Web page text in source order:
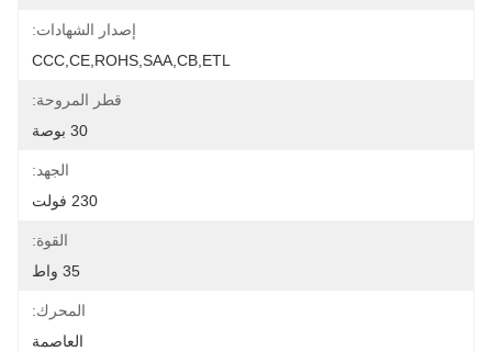
إصدار الشهادات:
CCC,CE,ROHS,SAA,CB,ETL
قطر المروحة:
30 بوصة
الجهد:
230 فولت
القوة:
35 واط
المحرك:
العاصمة